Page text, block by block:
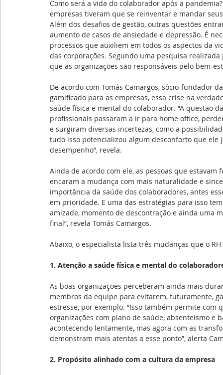
Como será a vida do colaborador após a
empresas tiveram que se reinventar e mandar
Além dos desafios de gestão, outras questões
aumento de casos de ansiedade e depressão. É
processos que auxiliem em todos os aspectos da
das corporações. Segundo uma pesquisa
que as organizações são responsáveis pelo bem-
De acordo com Tomás Camargos, sócio-fundador da
gamificado para as empresas, essa crise na
saúde física e mental do colaborador. “A questão
profissionais passaram a ir para home office,
e surgiram diversas incertezas, como a
tudo isso potencializou algum desconforto que
desempenho”, revela.
Ainda de acordo com ele, as pessoas que
encaram a mudança com mais naturalidade e
importância da saúde dos colaboradores, antes
em prioridade. E uma das estratégias para isso
amizade, momento de descontração e ainda uma
final”, revela Tomás Camargos.
Abaixo, o especialista lista três mudanças que o
1. Atenção a saúde física e mental do
As boas organizações perceberam ainda mais
membros da equipe para evitarem, futuramente,
estresse, por exemplo. “Isso também permite
organizações com plano de saúde, absenteísmo
acontecendo lentamente, mas agora com as
demonstram mais atentas a esse ponto”, alerta
2. Propósito alinhado com a cultura da empresa